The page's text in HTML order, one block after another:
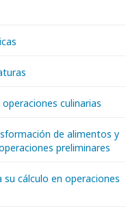
culinarias
de alimentos y
preliminares
cálculo en operaciones